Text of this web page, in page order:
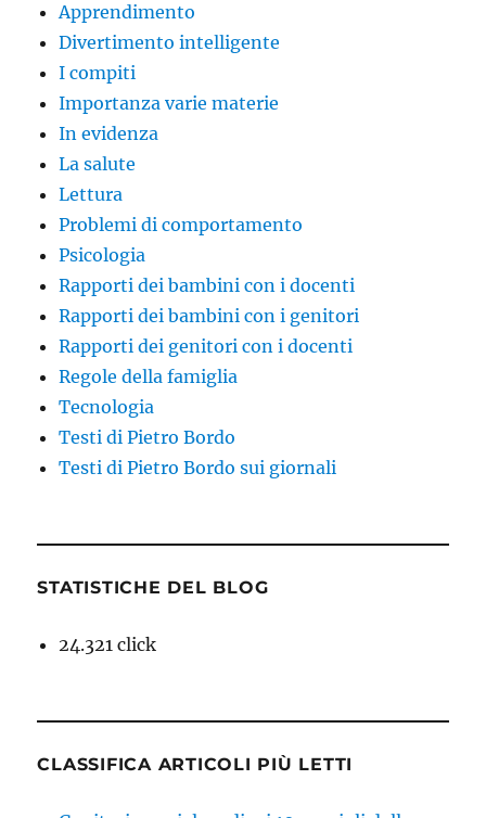
Apprendimento
Divertimento intelligente
I compiti
Importanza varie materie
In evidenza
La salute
Lettura
Problemi di comportamento
Psicologia
Rapporti dei bambini con i docenti
Rapporti dei bambini con i genitori
Rapporti dei genitori con i docenti
Regole della famiglia
Tecnologia
Testi di Pietro Bordo
Testi di Pietro Bordo sui giornali
STATISTICHE DEL BLOG
24.321 click
CLASSIFICA ARTICOLI PIÙ LETTI